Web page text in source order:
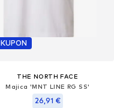
KUPON
THE NORTH FACE
Majica 'MNT LINE RG SS'
26,91 €